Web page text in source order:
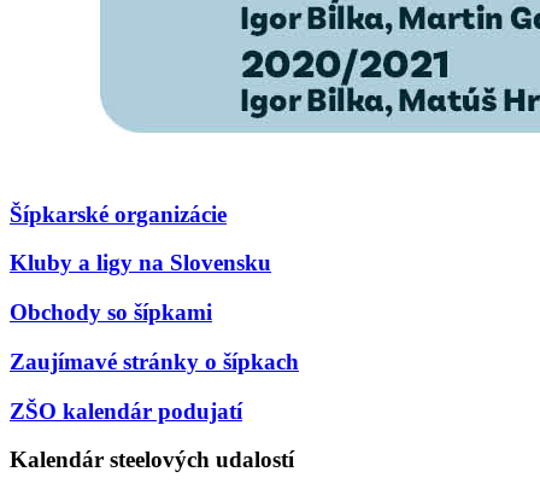
Šípkarské organizácie
Kluby a ligy na Slovensku
Obchody so šípkami
Zaujímavé stránky o šípkach
ZŠO kalendár podujatí
Kalendár steelových udalostí